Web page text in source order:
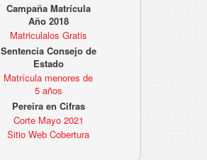
Campaña Matrícula
Año 2018
Matriculalos Gratis
Sentencia Consejo de
Estado
Matrícula menores de
5 años
Pereira en Cifras
Corte Mayo 2021
Sitio Web Cobertura